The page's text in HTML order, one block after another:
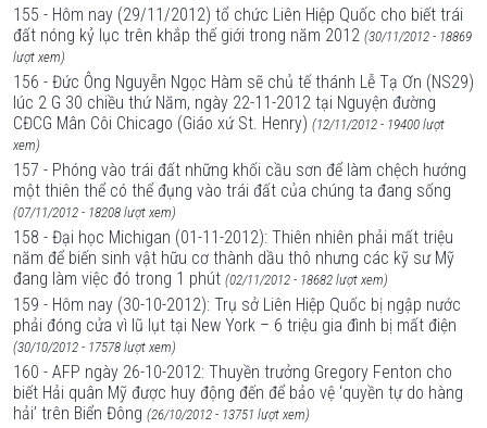
155 - Hôm nay (29/11/2012) tổ chức Liên Hiệp Quốc cho biết trái
đất nóng kỷ lục trên khắp thế giới trong năm 2012 (30/11/2012 - 18869
lượt xem)
156 - Đức Ông Nguyễn Ngọc Hàm sẽ chủ tế thánh Lễ Tạ Ơn (NS29)
lúc 2 G 30 chiều thứ Năm, ngày 22-11-2012 tại Nguyện đường
CĐCG Mân Côi Chicago (Giáo xứ St. Henry) (12/11/2012 - 19400 lượt
xem)
157 - Phóng vào trái đất những khối cầu sơn để làm chệch hướng
một thiên thể có thể đụng vào trái đất của chúng ta đang sống
(07/11/2012 - 18208 lượt xem)
158 - Đại học Michigan (01-11-2012): Thiên nhiên phải mất triệu
năm để biến sinh vật hữu cơ thành dầu thô nhưng các kỹ sư Mỹ
đang làm việc đó trong 1 phút (02/11/2012 - 18682 lượt xem)
159 - Hôm nay (30-10-2012): Trụ sở Liên Hiệp Quốc bị ngập nước
phải đóng cửa vì lũ lụt tại New York – 6 triệu gia đình bị mất điện
(30/10/2012 - 17578 lượt xem)
160 - AFP ngày 26-10-2012: Thuyền trưởng Gregory Fenton cho
biết Hải quân Mỹ được huy động đến để bảo vệ ‘quyền tự do hàng
hải’ trên Biển Đông (26/10/2012 - 13751 lượt xem)